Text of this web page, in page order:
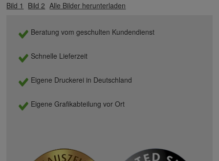
Bild 1
Bild 2 Alle Bilder herunterladen
Beratung vom geschulten Kundendienst
Schnelle Lieferzeit
Eigene Druckerei in Deutschland
Eigene Grafikabteilung vor Ort